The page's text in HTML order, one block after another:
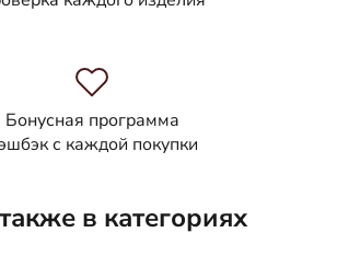
Бонусная программа
с каждой покупки
в категориях